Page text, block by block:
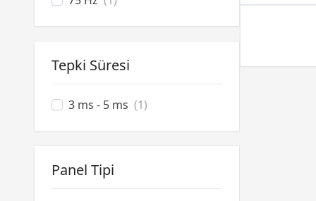
Tepki Süresi
3 ms - 5 ms (1)
Panel Tipi